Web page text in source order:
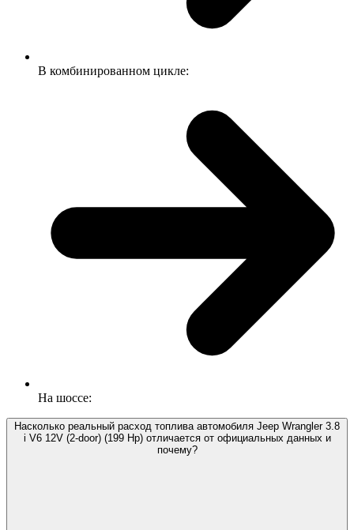
В комбинированном цикле:
На шоссе:
Насколько реальный расход топлива автомобиля Jeep Wrangler 3.8
i V6 12V (2-door) (199 Hp) отличается от официальных данных и
почему?